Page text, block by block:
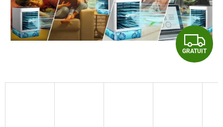
G
R
A
GRATUIT